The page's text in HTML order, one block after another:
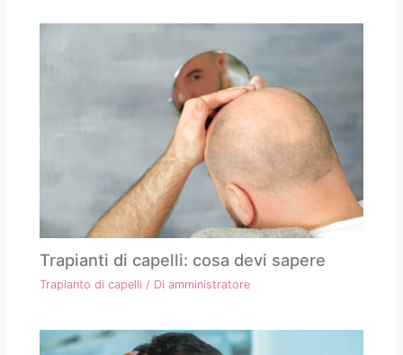
Trapianti di capelli: cosa devi sapere
Trapianto di capelli / Diamministratore